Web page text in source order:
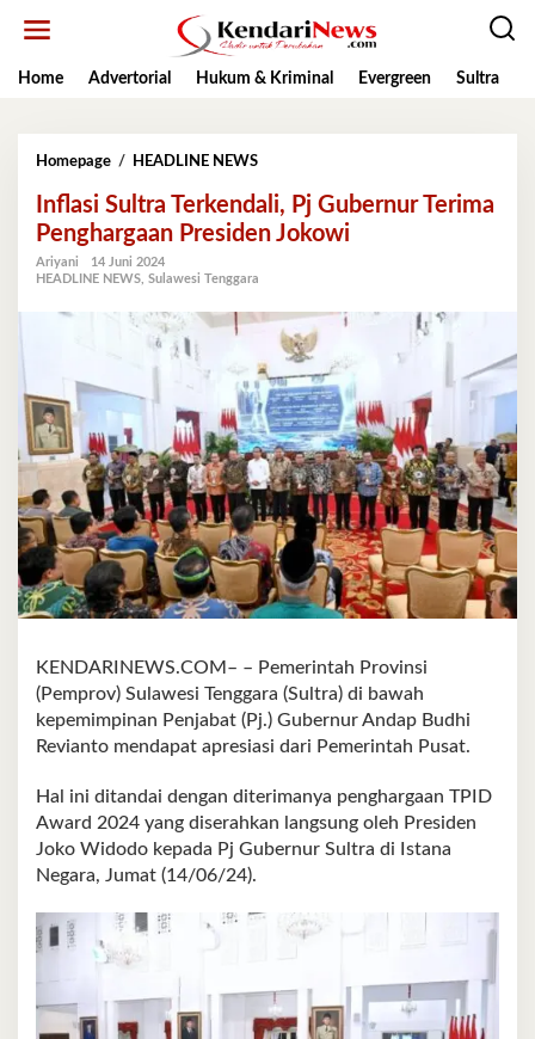
Home
Advertorial Hukum & Kriminal Evergreen Sultra
Homepage / HEADLINE NEWSInflasi
Terkendali,
Pj
Gubernur
Presiden
Jokowi
Inflasi Sultra Terkendali, Pj Gubernur Terima
Penghargaan Presiden Jokowi
Ariyani
14 Juni 2024
HEADLINE NEWS Sulawesi Tenggara
KENDARINEWS.COM– – Pemerintah Provinsi
(Pemprov) Sulawesi Tenggara (Sultra) di bawah
kepemimpinan Penjabat (Pj.) Gubernur Andap Budhi
Revianto mendapat apresiasi dari Pemerintah Pusat.
Hal ini ditandai dengan diterimanya penghargaan TPID
Award 2024 yang diserahkan langsung oleh Presiden
Joko Widodo kepada Pj Gubernur Sultra di Istana
Negara, Jumat (14/06/24).